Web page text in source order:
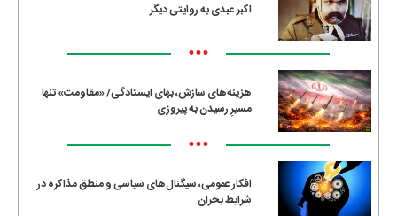
اکبر عبدی به روایتی دیگر
•••
هزینه‌های سازش، بهای ایستادگی/ «مقاومت» تنها
مسیرِ رسیدن به پیروزی
•••
افکار عمومی، سیگنال‌های سیاسی و منطق مذاکره در
شرایط بحران